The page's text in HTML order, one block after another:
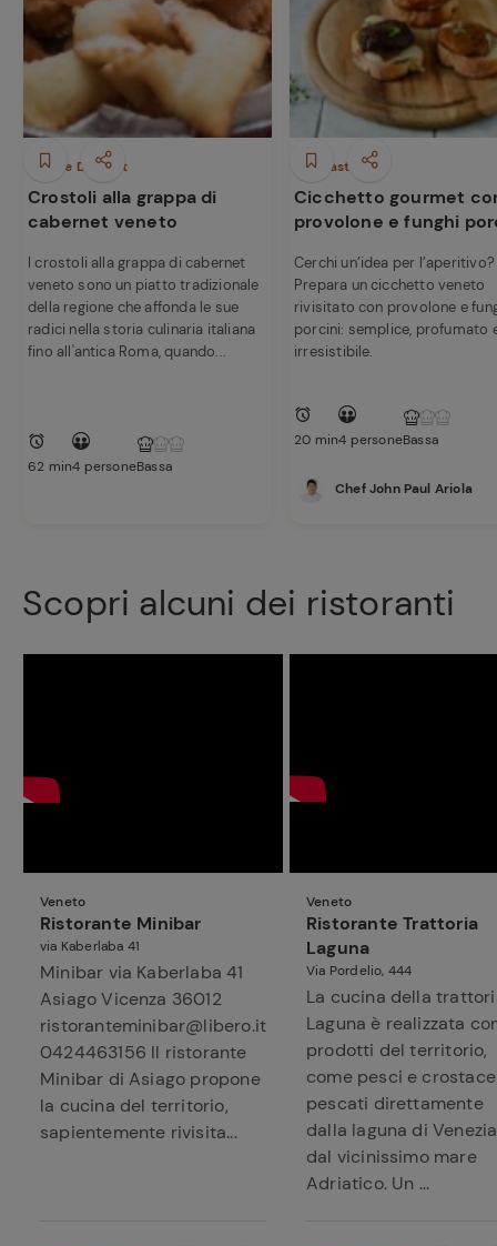
Dolci e Dessert
Crostoli alla grappa di
cabernet veneto
I crostoli alla grappa di cabernet
veneto sono un piatto tradizionale
della regione che affonda le sue
radici nella storia culinaria italiana
fino all'antica Roma, quando...
62 min4 personeBassa
Antipasti
Cicchetto gourmet
provolone e funghi
Cerchi un’idea per l’aperitivo?
Prepara un cicchetto veneto
rivisitato con provolone e
porcini: semplice, profumato
irresistibile.
20 min4 personeBassa
Chef John Paul Ariola
Scopri alcuni dei ristoranti
Veneto
Ristorante Minibar
via Kaberlaba 41
Minibar via Kaberlaba 41
Asiago Vicenza 36012
ristoranteminibar@libero.it
0424463156 Il ristorante
Minibar di Asiago propone
la cucina del territorio,
sapientemente rivisita...
Veneto
Ristorante Trattoria
Laguna
Via Pordelio, 444
La cucina della
Laguna è realizzata
prodotti del territorio,
come pesci e
pescati direttamente
dalla laguna di
dal vicinissimo mare
Adriatico. Un ...